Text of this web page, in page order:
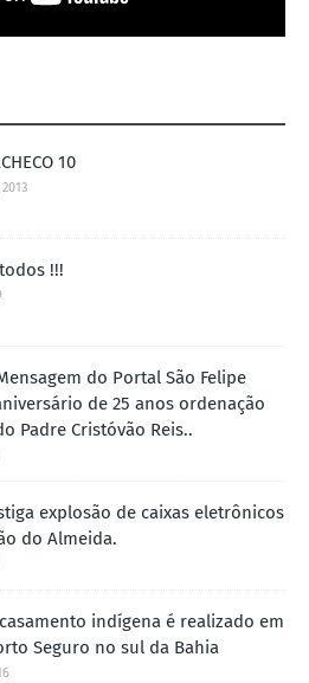
10
!!!
do Portal São Felipe
de 25 anos ordenação
Padre Cristóvão Reis..
explosão de caixas eletrônicos
do Almeida.
indígena é realizado em
Seguro no sul da Bahia